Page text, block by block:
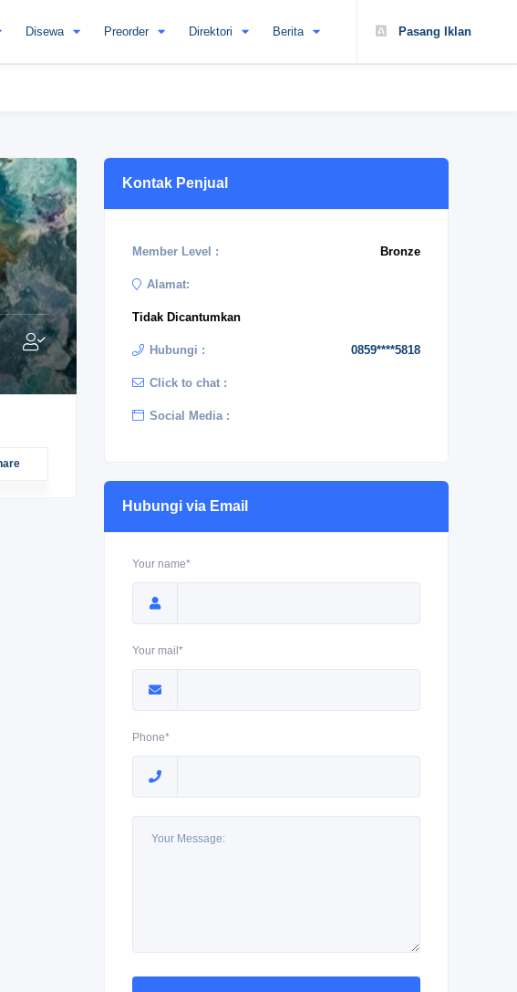
Pasang Iklan
Disewa Preorder Direktori Berita
Kontak Penjual
Member Level : Bronze
Alamat:
Tidak Dicantumkan
Hubungi : 0859****5818
Click to chat :
Social Media :
Hubungi via Email
Your name*
Your mail*
Phone*